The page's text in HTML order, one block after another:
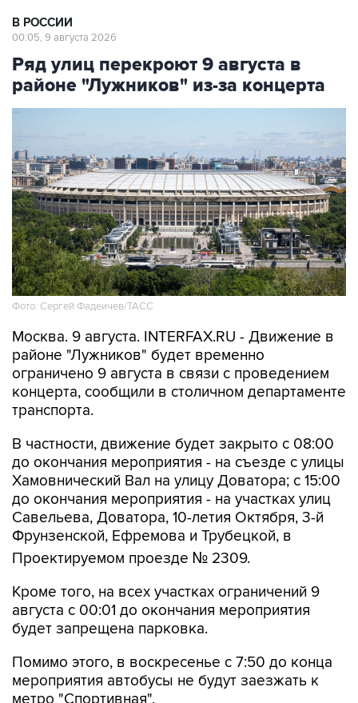
Ряд улиц перекроют 9 августа в
районе "Лужников" из-за концерта
Фото: Сергей Фадеичев/ТАСС
Москва. 9 августа. INTERFAX.RU - Движение в
ограничено 9 августа в связи с проведением
концерта, сообщили в столичном департаменте
транспорта.
В частности, движение будет закрыто с 08:00
Хамовнический Вал на улицу Доватора; с 15:00
до окончания мероприятия - на участках улиц
Савельева, Доватора, 10-летия Октября, 3-й
Фрунзенской, Ефремова и Трубецкой, в
Проектируемом проезде № 2309.
Кроме того, на всех участках ограничений 9
будет запрещена парковка.
Помимо этого, в воскресенье с 7:50 до конца
метро "Спортивная".